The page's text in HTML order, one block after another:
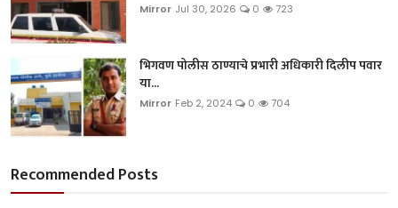
Mirror Jul 30, 2026 0 723
भिगवण पोलीस ठाण्याचे प्रभारी अधिकारी दिलीप पवार
या...
Mirror Feb 2, 2024 0 704
Recommended Posts